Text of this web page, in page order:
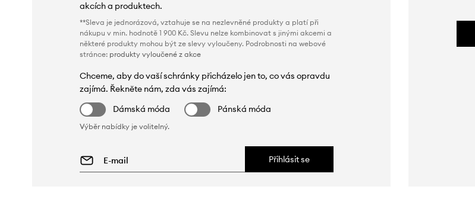
akcích a produktech.
**Sleva je jednorázová, vztahuje se na nezlevněné produkty a platí při
nákupu v min. hodnotě 1 900 Kč. Slevu nelze kombinovat s jinými akcemi a
některé produkty mohou být ze slevy vyloučeny. Podrobnosti na webové
stránce: produkty vyloučené z akce
Chceme, aby do vaší schránky přicházelo jen to, co vás opravdu
zajímá. Řekněte nám, zda vás zajímá:
Dámská móda
Pánská móda
Výběr nabídky je volitelný.
Přihlásit se